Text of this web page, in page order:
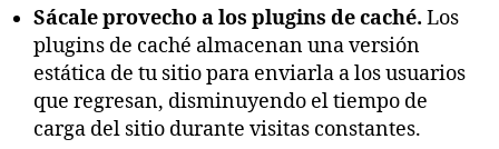
Sácale provecho a los plugins de caché. Los
plugins de caché almacenan una versión
estática de tu sitio para enviarla a los usuarios
que regresan, disminuyendo el tiempo de
carga del sitio durante visitas constantes.